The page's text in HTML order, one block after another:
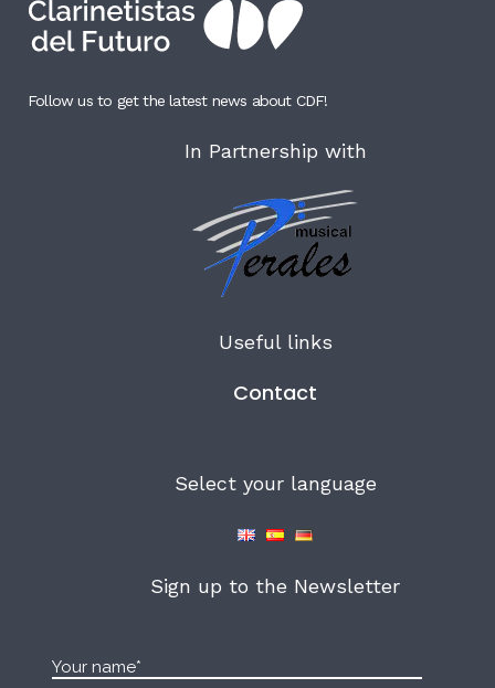
Follow us to get the latest news about CDF!
In Partnership with
Useful links
Contact
Select your language
Sign up to the Newsletter